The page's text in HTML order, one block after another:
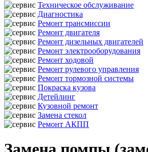
Техническое обслуживание
Диагностика
Ремонт трансмиссии
Ремонт двигателя
Ремонт дизельных двигателей
Ремонт электрооборудования
Ремонт ходовой
Ремонт рулевого управления
Ремонт тормозной системы
Покраска кузова
Детейлинг
Кузовной ремонт
Замена стекол
Ремонт АКПП